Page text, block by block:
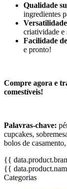
Qualidade
ingredientes
criatividade e
Facilidade
e pronto!
Compre agora e
comestíveis!
Palavras-chave:
cupcakes,
bolos de
{{
{{
Categorias